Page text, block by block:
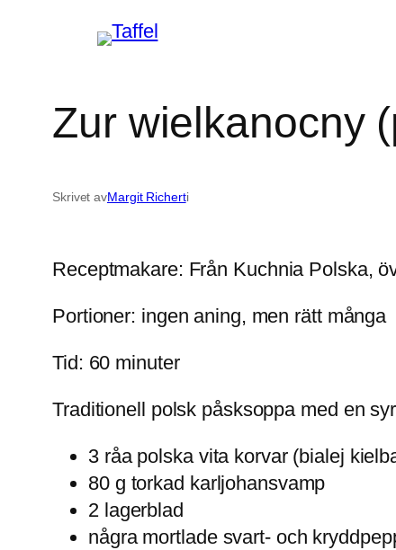
Zur wielkanocny
Skrivet avMargit Richerti
Receptmakare: Från Kuchnia Polska,
Portioner: ingen aning, men rätt många
Tid: 60 minuter
Traditionell polsk påsksoppa med en
3 råa polska vita korvar (bialej
80 g torkad karljohansvamp
2 lagerblad
några mortlade svart- och